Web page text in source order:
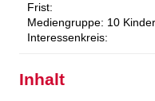
Frist:
Mediengruppe: 10
Interessenkreis:
Inhalt